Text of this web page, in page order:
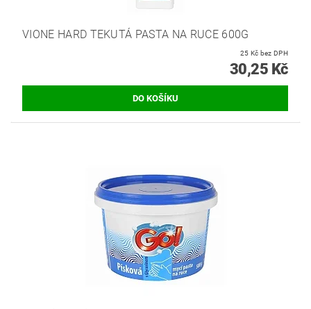
VIONE HARD TEKUTÁ PASTA NA RUCE 600G
25 Kč bez DPH
30,25 Kč